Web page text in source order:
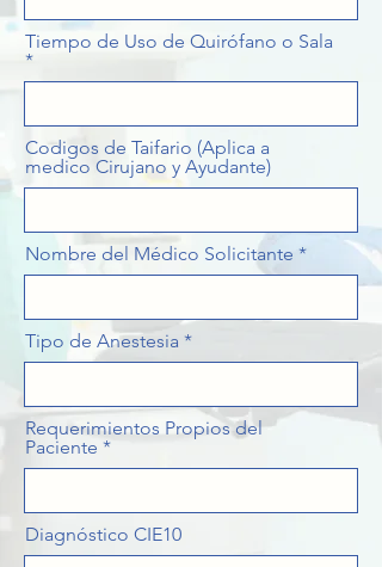
Tiempo de Uso de Quirófano o Sala
Codigos de Taifario (Aplica a
medico Cirujano y Ayudante)
Nombre del Médico Solicitante
Tipo de Anestesia
Requerimientos Propios del
Paciente
Diagnóstico CIE10